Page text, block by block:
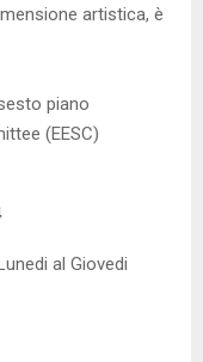
artistica, è
piano
(EESC)
al Giovedi